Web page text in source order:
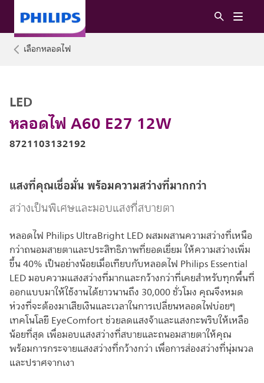
เลือกหลอดไฟ
หลอดไฟ A60 E27 12W
LED
8721103132192
แสงที่คุณเชื่อมั่น พร้อมความสว่างที่มากกว่า
สว่างเป็นพิเศษและมอบแสงที่สบายตา
หลอดไฟ Philips UltraBright LED ผสมผสานความสว่างที่เหนือ
กว่าถนอมสายตาและประสิทธิภาพที่ยอดเยี่ยม ให้ความสว่างเพิ่ม
ขึ้น 40% เป็นอย่างน้อยเมื่อเทียบกับหลอดไฟ Philips Essential
LED มอบความแสงสว่างที่มากและกว้างกว่าที่เคยสำหรับทุกพื้นที่
ออกแบบมาให้ใช้งานได้ยาวนานถึง 30,000 ชั่วโมง คุณจึงหมด
ห่วงที่จะต้องมาเสียเงินและเวลาในการเปลี่ยนหลอดไฟบ่อยๆ
เทคโนโลยี EyeComfort ช่วยลดแสงจ้าและแสงกะพริบให้เหลือ
น้อยที่สุด เพื่อมอบแสงสว่างที่สบายและถนอมสายตาให้คุณ
พร้อมการกระจายแสงสว่างที่กว้างกว่า เพื่อการส่องสว่างที่นุ่มนวล
และปราศจากเงา